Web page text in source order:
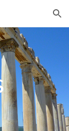
Skip to navigation